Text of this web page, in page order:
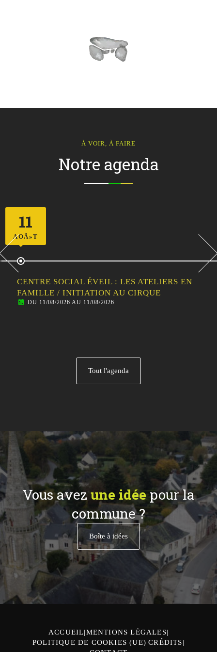
À VOIR, À FAIRE
Notre agenda
11
AOÃ»T
CENTRE SOCIAL ÉVEIL : LES ATELIERS EN
FAMILLE / INITIATION AU CIRQUE
DU 11/08/2026 AU 11/08/2026
Tout l'agenda
Vous avezune idéepour la
commune ?
Boîte à idées
ACCUEIL MENTIONS LÉGALES
POLITIQUE DE COOKIES (UE) CRÉDITS